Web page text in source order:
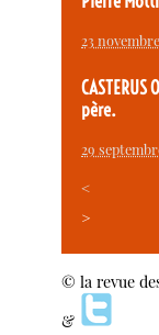
23
père.
29
<
>
© la revue
&